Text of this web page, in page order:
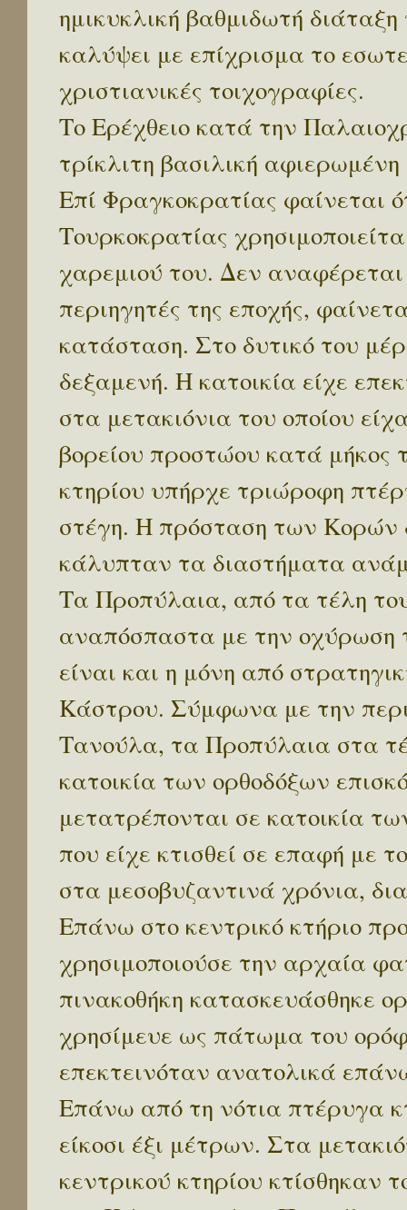
ημικυκλική βαθμιδωτή
καλύψει με επίχρισμα το
χριστιανικές τοιχογραφίες.
Το Ερέχθειο κατά την
τρίκλιτη βασιλική
Επί Φραγκοκρατίας φαίνεται
Τουρκοκρατίας
χαρεμιού του. Δεν
περιηγητές της εποχής,
κατάσταση. Στο δυτικό του
δεξαμενή. Η κατοικία είχε
στα μετακιόνια του οποίου
βορείου προστώου κατά μήκος
κτηρίου υπήρχε τριώροφη
στέγη. Η πρόσταση των Κορών
κάλυπταν τα διαστήματα
Τα Προπύλαια, από τα τέλη
αναπόσπαστα με την οχύρωση
είναι και η μόνη από
Κάστρου. Σύμφωνα με την
Τανούλα, τα Προπύλαια στα
κατοικία των ορθοδόξων
μετατρέπονται σε κατοικία
που είχε κτισθεί σε επαφή με
στα μεσοβυζαντινά χρόνια,
Επάνω στο κεντρικό κτήριο
χρησιμοποιούσε την αρχαία
πινακοθήκη κατασκευάσθηκε
χρησίμευε ως πάτωμα του
επεκτεινόταν ανατολικά
Επάνω από τη νότια πτέρυγα
είκοσι έξι μέτρων. Στα
κεντρικού κτηρίου κτίσθηκαν